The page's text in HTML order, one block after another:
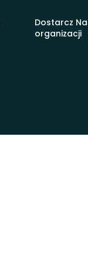
Dostarcz
organizacji